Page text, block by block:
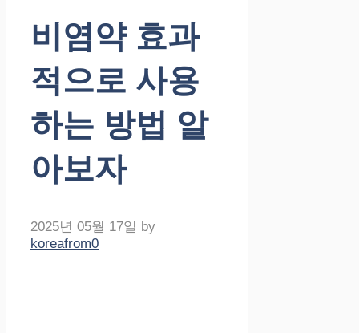
비염약 효과
적으로 사용
하는 방법 알
아보자
2025년 05월 17일 by
koreafrom0